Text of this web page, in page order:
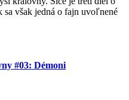
sa však jedná o fajn uvoľnené
#03: Démoni